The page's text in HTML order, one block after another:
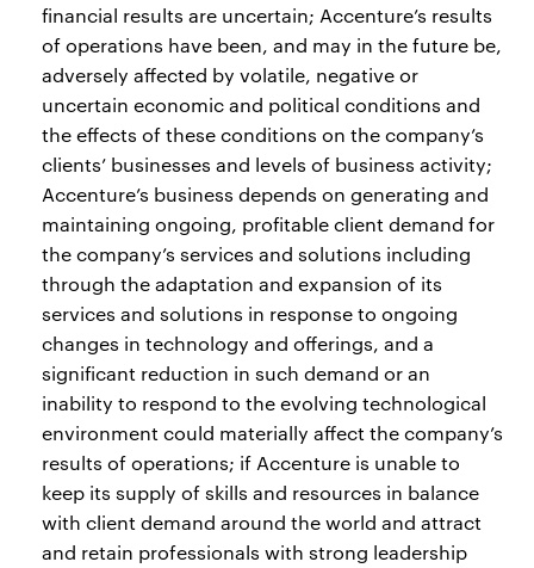
financial results are uncertain; Accenture’s results
of operations have been, and may in the future be,
adversely affected by volatile, negative or
uncertain economic and political conditions and
the effects of these conditions on the company’s
clients’ businesses and levels of business activity;
Accenture’s business depends on generating and
maintaining ongoing, profitable client demand for
the company’s services and solutions including
through the adaptation and expansion of its
services and solutions in response to ongoing
changes in technology and offerings, and a
significant reduction in such demand or an
inability to respond to the evolving technological
environment could materially affect the company’s
results of operations; if Accenture is unable to
keep its supply of skills and resources in balance
with client demand around the world and attract
and retain professionals with strong leadership